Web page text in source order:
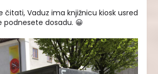
čitati, Vaduz ima knjižnicu kiosk usred
podnesete dosadu. 😀